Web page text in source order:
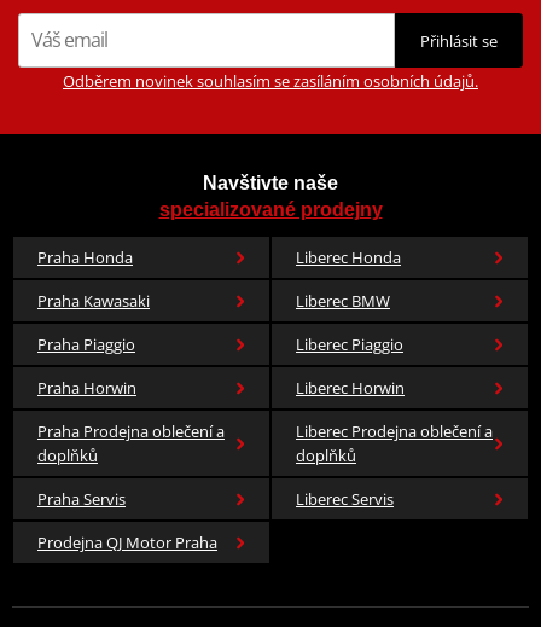
Přihlásit se
Odběrem novinek souhlasím se zasíláním osobních údajů.
Navštivte naše
specializované prodejny
Praha Honda
Liberec Honda
Praha Kawasaki
Liberec BMW
Praha Piaggio
Liberec Piaggio
Praha Horwin
Liberec Horwin
Praha Prodejna oblečení a
doplňků
Liberec Prodejna oblečení a
doplňků
Praha Servis
Liberec Servis
Prodejna QJ Motor Praha